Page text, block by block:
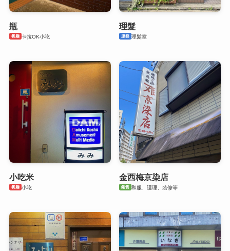
瓶
餐廳 卡拉OK小吃
理髮
服務 理髮室
小吃米
餐廳 小吃
金西梅京染店
銷售 和服、護理、裝修等